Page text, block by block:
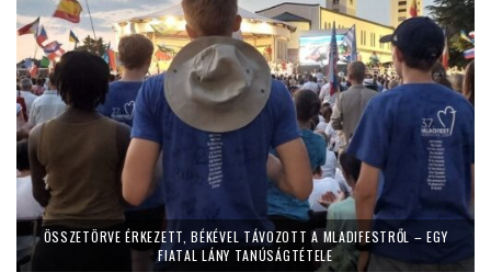
ÖSSZETÖRVE ÉRKEZETT, BÉKÉVEL TÁVOZOTT A MLADIFESTRŐL – EGY
FIATAL LÁNY TANÚSÁGTÉTELE